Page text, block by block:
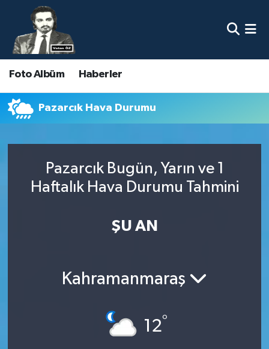
Foto Albüm Haberler
Pazarcık Hava Durumu
Pazarcık Bugün, Yarın ve 1
Haftalık Hava Durumu Tahmini
ŞU AN
Kahramanmaraş
12°
Nöbetçi Eczaneler
Hava Durumu
Namaz Vakitleri
Süper Lig Puan Durumu ve Fikstür
Son Dakika Haberleri